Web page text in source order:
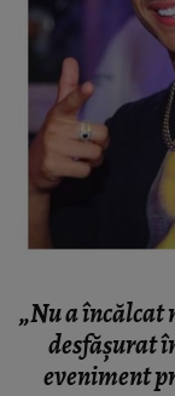
„Nu a încălcat
desfășurat
eveniment